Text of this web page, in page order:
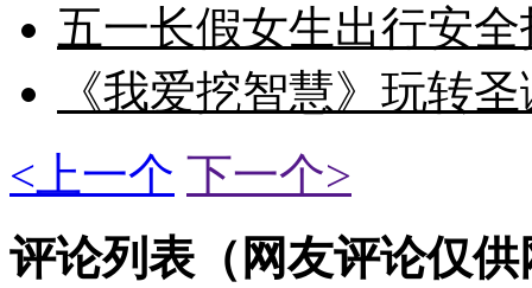
五一长假女生出行安全
《我爱挖智慧》玩转
<上一个 下一个>
评论列表（网友评论仅